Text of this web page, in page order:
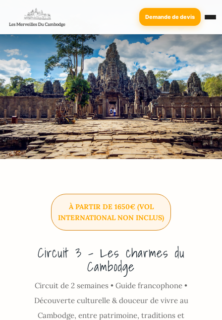
Demande de devis
À PARTIR DE 1650€ (VOL
INTERNATIONAL NON INCLUS)
Circuit 3 – Les charmes du
Cambodge
Circuit de 2 semaines • Guide francophone •
Découverte culturelle & douceur de vivre au
Cambodge, entre patrimoine, traditions et